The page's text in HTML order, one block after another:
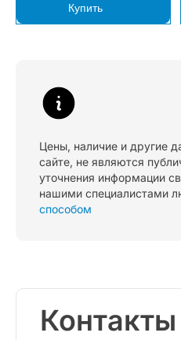
Купить
Цены, наличие и другие
сайте, не являются
уточнения информации
нашими специалистами
способом
Контакты